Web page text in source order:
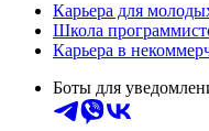
Карьера для
Школа
Карьера в
Боты для